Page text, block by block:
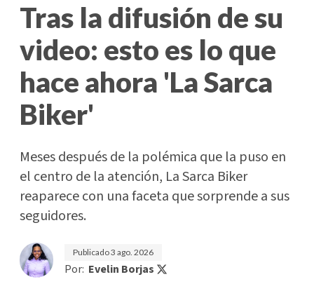
Tras la difusión de su
video: esto es lo que
hace ahora 'La Sarca
Biker'
Meses después de la polémica que la puso en
el centro de la atención, La Sarca Biker
reaparece con una faceta que sorprende a sus
seguidores.
Publicado3 ago. 2026
Por: Evelin Borjas